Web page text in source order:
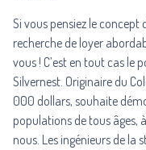
Si vous pensiez le
recherche de loyer
vous ! C’est en tout cas le
Silvernest. Originaire du
000 dollars, souhaite
populations de tous âges,
nous. Les ingénieurs de